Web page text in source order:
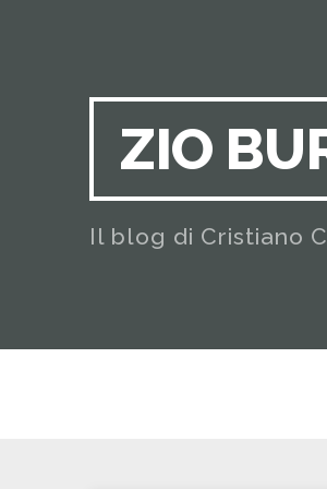
ZIO
Il blog di Cristiano